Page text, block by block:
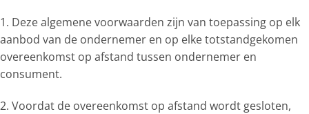
1. Deze algemene voorwaarden zijn van toepassing op elk
aanbod van de ondernemer en op elke totstandgekomen
overeenkomst op afstand tussen ondernemer en
consument.
2. Voordat de overeenkomst op afstand wordt gesloten,